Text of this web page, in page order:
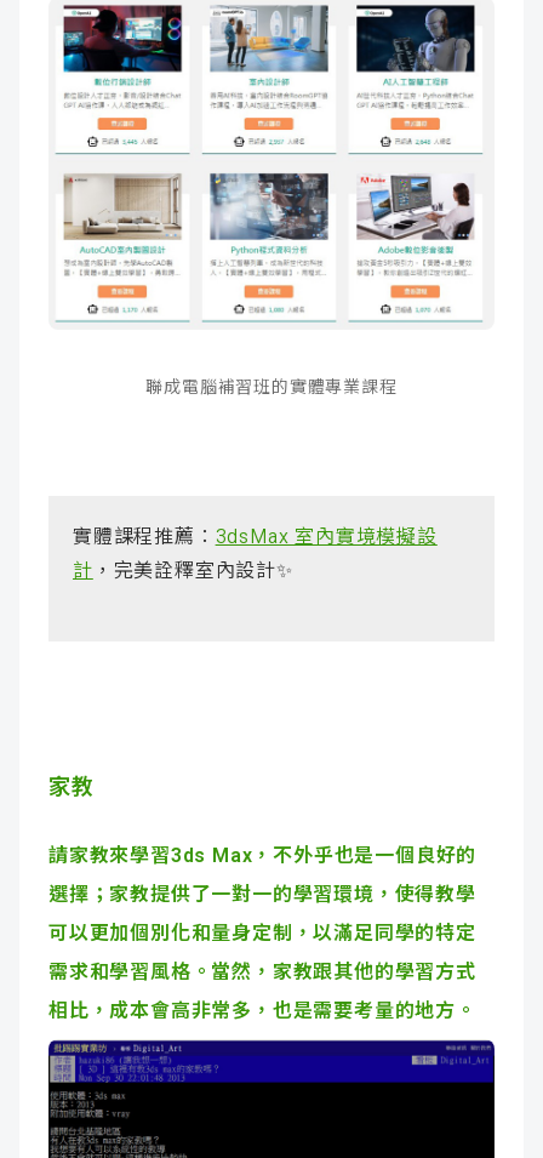
聯成電腦補習班的實體專業課程
實體課程推薦： 3dsMax 室內實境模擬設
計 ，完美詮釋室內設計✨
家教
請家教來學習3ds Max，不外乎也是一個良好的
選擇；家教提供了一對一的學習環境，使得教學
可以更加個別化和量身定制，以滿足同學的特定
需求和學習風格。當然，家教跟其他的學習方式
相比，成本會高非常多，也是需要考量的地方。